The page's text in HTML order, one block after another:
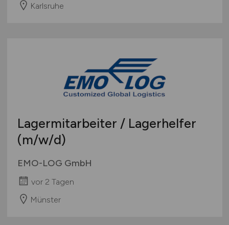
Karlsruhe
Lagermitarbeiter / Lagerhelfer
(m/w/d)
EMO-LOG GmbH
vor 2 Tagen
Münster